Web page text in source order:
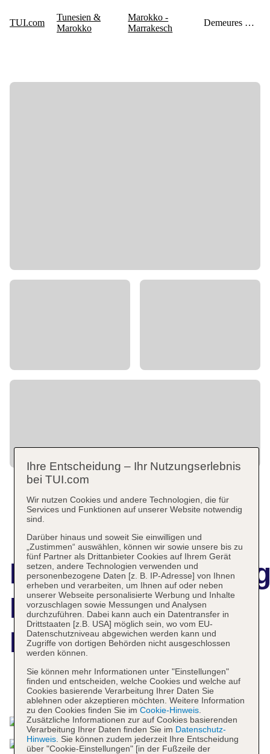
Demeures
D'Orient
Das bietet Ihre Unterkunft
Ihre Entscheidung – Ihr Nutzungserlebnis
bei TUI.com
Wir nutzen Cookies und andere Technologien, die für
Services und Funktionen auf unserer Website notwendig
sind.
Darüber hinaus und soweit Sie einwilligen und
„Zustimmen“ auswählen, können wir sowie unsere bis zu
fünf Partner als Drittanbieter Cookies auf Ihrem Gerät
setzen, andere Technologien verwenden und
personenbezogene Daten [z. B. IP-Adresse] von Ihnen
erheben und verarbeiten, um Ihnen auf oder neben
unserer Webseite personalisierte Werbung und Inhalte
vorzuschlagen sowie Messungen und Analysen
durchzuführen. Dabei kann auch ein Datentransfer in
Drittstaaten [z.B. USA] möglich sein, wo vom EU-
Datenschutzniveau abgewichen werden kann und
Zugriffe von dortigen Behörden nicht ausgeschlossen
werden können.
Sie können mehr Informationen unter "Einstellungen"
finden und entscheiden, welche Cookies und welche auf
Cookies basierende Verarbeitung Ihrer Daten Sie
ablehnen oder akzeptieren möchten. Weitere Information
zu den Cookies finden Sie im Cookie-Hinweis.
Zusätzliche Informationen zur auf Cookies basierenden
Verarbeitung Ihrer Daten finden Sie im Datenschutz-
Hinweis. Sie können zudem jederzeit Ihre Entscheidung
über "Cookie-Einstellungen" [in der Fußzeile der